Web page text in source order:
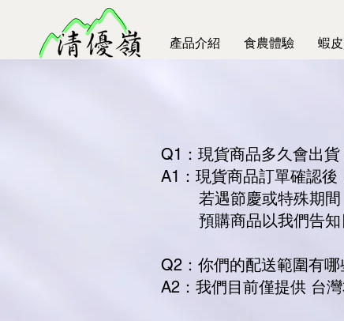
產品介紹 食農體驗 蝦
Q1：現貨商品多久會出貨
A1：現貨商品訂單確認後
若遇節慶或特殊期間，
預購商品以我們告知
Q2：你們的配送範圍有哪
A2：我們目前僅提供 台